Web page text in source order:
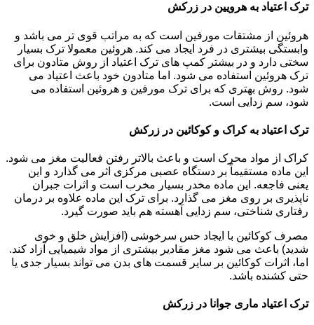
ترک اعتیاد به هرویین در زرکش
هروئین از مشتقات مورفین است که به مراتب قوی تر می باشد و
وابستگی بیشتری در فرد ایجاد می کند. هروئین معمولا ترک بسیار
سختی دارد و در بیشتر کمپ های ترک اعتیاد از روش متادون برای
ترک هروئین استفاده می شود. اما متادون خود باعث اعتیاد می
شود. روش بهتری که برای ترک مورفین و هروئین استفاده می
شود، سم زدایی است.
ترک اعتیاد به کراک و کوکائین در زرکش
کراک از مواد محرک است و باعث بالاتر رفتن فعالیت مغز می شود.
این ماده مستقیماً بر دستگاه عصبی مرکزی اثر می گذارد و این
یعنی فاجعه. این ماده مخدر بسیار مخرب است و اثرات جبران
ناپذیری بر روی مغز می گذارد. برای ترک این ماده علاوه بر درمان
رفتاری شناختی، سم زدایی آهسته هم باید صورت گیرد.
مصرف کوکائین با ایجاد حس سرخوشی (افزایش خلق و خوی
شدید) باعث می شود مغز مقادیر بیشتری از مواد شیمیایی آزاد کند.
اما، اثرات کوکائین بر سایر قسمت های بدن می تواند بسیار جدی یا
حتی کشنده باشد.
ترک اعتیاد ماری جوانا در زرکش